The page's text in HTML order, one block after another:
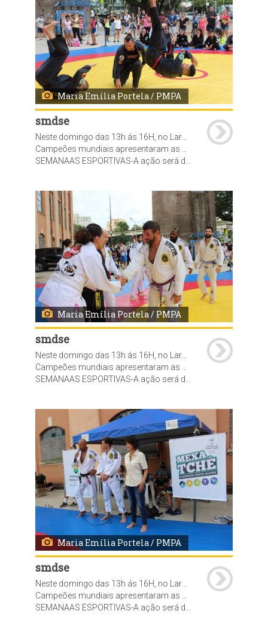
Maria Emília Portela / PMPA
smdse
Campeões mundiais apresentaram as modalidades de Judô, Hapkido, Jiu Jitsu, Wrestling, Muhaythay e Capoeira
SEMANAAS ESPORTIVAS-A ação será desenvolvida ao longo do ano pela Secretaria Municipal de Desenvolvimento Social e Esporte (SMDSE), por meio da Diretoria-Geral de Esporte, Recreação e Lazer, com o objetivo de promover saúde, educação e inserção social por meio do esporte, além de assegurar uma melhor qualidade de vida. O programa prevê a realização de diversas semanas esportivas, em parceria com as federações, clubes e entidades esportivas, Empresa Pública de Transporte e Circulação (EPTC), Departamento Municipal de Limpeza Urbana (DMLU), Secretaria do Meio Ambiente e da Sustentabilidade.
Maria Emília Portela / PMPA
smdse
Campeões mundiais apresentaram as modalidades de Judô, Hapkido, Jiu Jitsu, Wrestling, Muhaythay e Capoeira
SEMANAAS ESPORTIVAS-A ação será desenvolvida ao longo do ano pela Secretaria Municipal de Desenvolvimento Social e Esporte (SMDSE), por meio da Diretoria-Geral de Esporte, Recreação e Lazer, com o objetivo de promover saúde, educação e inserção social por meio do esporte, além de assegurar uma melhor qualidade de vida. O programa prevê a realização de diversas semanas esportivas, em parceria com as federações, clubes e entidades esportivas, Empresa Pública de Transporte e Circulação (EPTC), Departamento Municipal de Limpeza Urbana (DMLU), Secretaria do Meio Ambiente e da Sustentabilidade.
Maria Emília Portela / PMPA
smdse
Campeões mundiais apresentaram as modalidades de Judô, Hapkido, Jiu Jitsu, Wrestling, Muhaythay e Capoeira
SEMANAAS ESPORTIVAS-A ação será desenvolvida ao longo do ano pela Secretaria Municipal de Desenvolvimento Social e Esporte (SMDSE), por meio da Diretoria-Geral de Esporte, Recreação e Lazer, com o objetivo de promover saúde, educação e inserção social por meio do esporte, além de assegurar uma melhor qualidade de vida. O programa prevê a realização de diversas semanas esportivas, em parceria com as federações, clubes e entidades esportivas, Empresa Pública de Transporte e Circulação (EPTC), Departamento Municipal de Limpeza Urbana (DMLU), Secretaria do Meio Ambiente e da Sustentabilidade.